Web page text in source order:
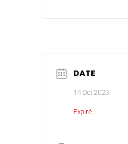
DATE
14 Oct 2023
Expiré!